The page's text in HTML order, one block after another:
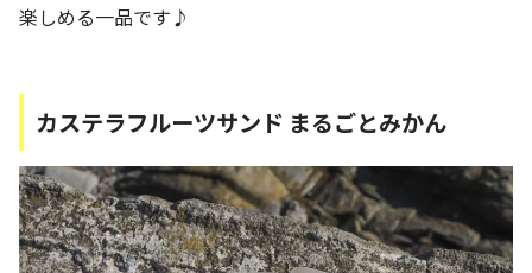
楽しめる一品です♪
カステラフルーツサンド まるごとみかん